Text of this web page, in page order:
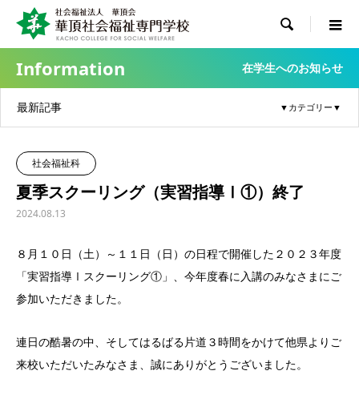

Information 在学生へのお知らせ
最新記事
社会福祉科
夏季スクーリング（実習指導Ⅰ①）終了
2024.08.13
８月１０日（土）～１１日（日）の日程で開催した２０２３年度
「実習指導Ⅰスクーリング①」、今年度春に入講のみなさまにご
参加いただきました。
連日の酷暑の中、そしてはるばる片道３時間をかけて他県よりご
来校いただいたみなさま、誠にありがとうございました。